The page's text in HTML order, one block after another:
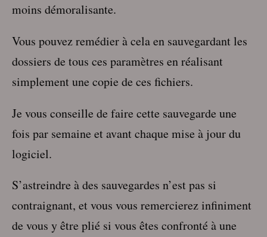
moins démoralisante.
Vous pouvez remédier à cela en sauvegardant les
dossiers de tous ces paramètres en réalisant
simplement une copie de ces fichiers.
Je vous conseille de faire cette sauvegarde une
fois par semaine et avant chaque mise à jour du
logiciel.
S’astreindre à des sauvegardes n’est pas si
contraignant, et vous vous remercierez infiniment
de vous y être plié si vous êtes confronté à une